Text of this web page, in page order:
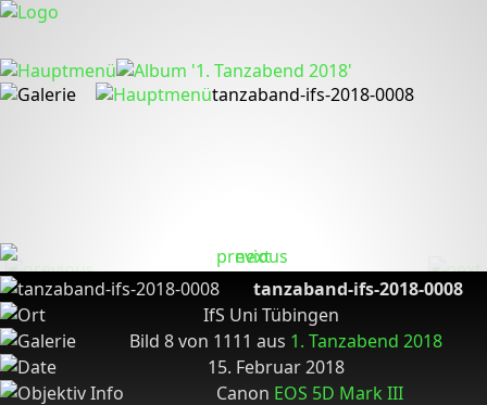
tanzaband-ifs-2018-0008
tanzaband-ifs-2018-0008
IfS Uni Tübingen
Bild 8 von 1111 aus 1. Tanzabend 2018
15. Februar 2018
Canon EOS 5D Mark III